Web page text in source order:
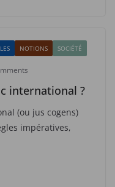
NOTIONS SOCIÉTÉ
international ?
(ou jus cogens)
impératives,